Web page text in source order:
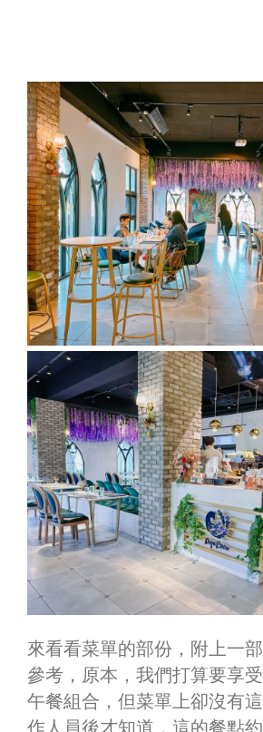
來看看菜單的部份，附上一
參考，原本，我們打算要享
午餐組合，但菜單上卻沒有
作人員後才知道，這的餐點